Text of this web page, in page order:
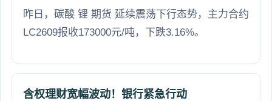
昨日，碳酸 锂 期货 延续震荡下行态势，主力合约
LC2609报收173000元/吨，下跌3.16%。
含权理财宽幅波动！银行紧急行动